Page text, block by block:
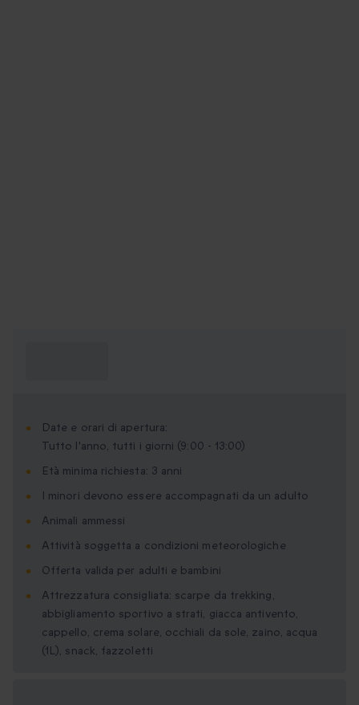
Date e orari di apertura:
Tutto l'anno, tutti i giorni (9:00 - 13:00)
Età minima richiesta: 3 anni
I minori devono essere accompagnati da un adulto
Animali ammessi
Attività soggetta a condizioni meteorologiche
Offerta valida per adulti e bambini
Attrezzatura consigliata: scarpe da trekking,
abbigliamento sportivo a strati, giacca antivento,
cappello, crema solare, occhiali da sole, zaino, acqua
(1L), snack, fazzoletti